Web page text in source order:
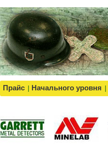
Прайс | Начального уровня |